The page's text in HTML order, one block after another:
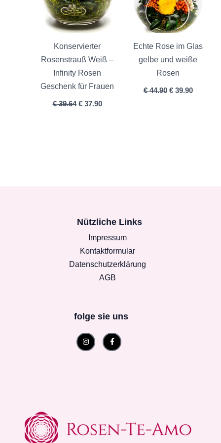
Konservierter
Rosenstrauß Weiß –
Infinity Rosen
Geschenk für Frauen
€39.64 €37.90
Echte Rose im Glas
gelbe und weiße
Rosen
€44.90 €39.90
folge sie uns
InstagramFacebook-
f
Nützliche Links
Impressum
Kontaktformular
Datenschutzerklärung
AGB